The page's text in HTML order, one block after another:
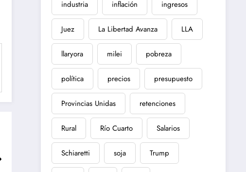
industria inflación ingresos
Juez La Libertad Avanza LLA
llaryora milei pobreza
política precios presupuesto
Provincias Unidas retenciones
Rural Río Cuarto Salarios
Schiaretti soja Trump